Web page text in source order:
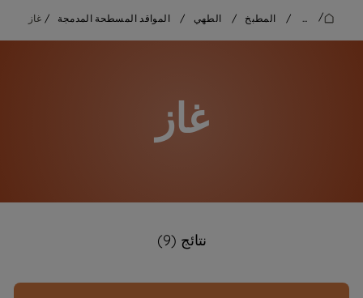
/
...
/ المطبخ / الطهي / المواقد المسطحة المدمجة / غاز
غاز
نتائج (9)